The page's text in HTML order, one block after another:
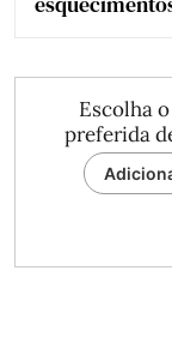
Escolha
preferida